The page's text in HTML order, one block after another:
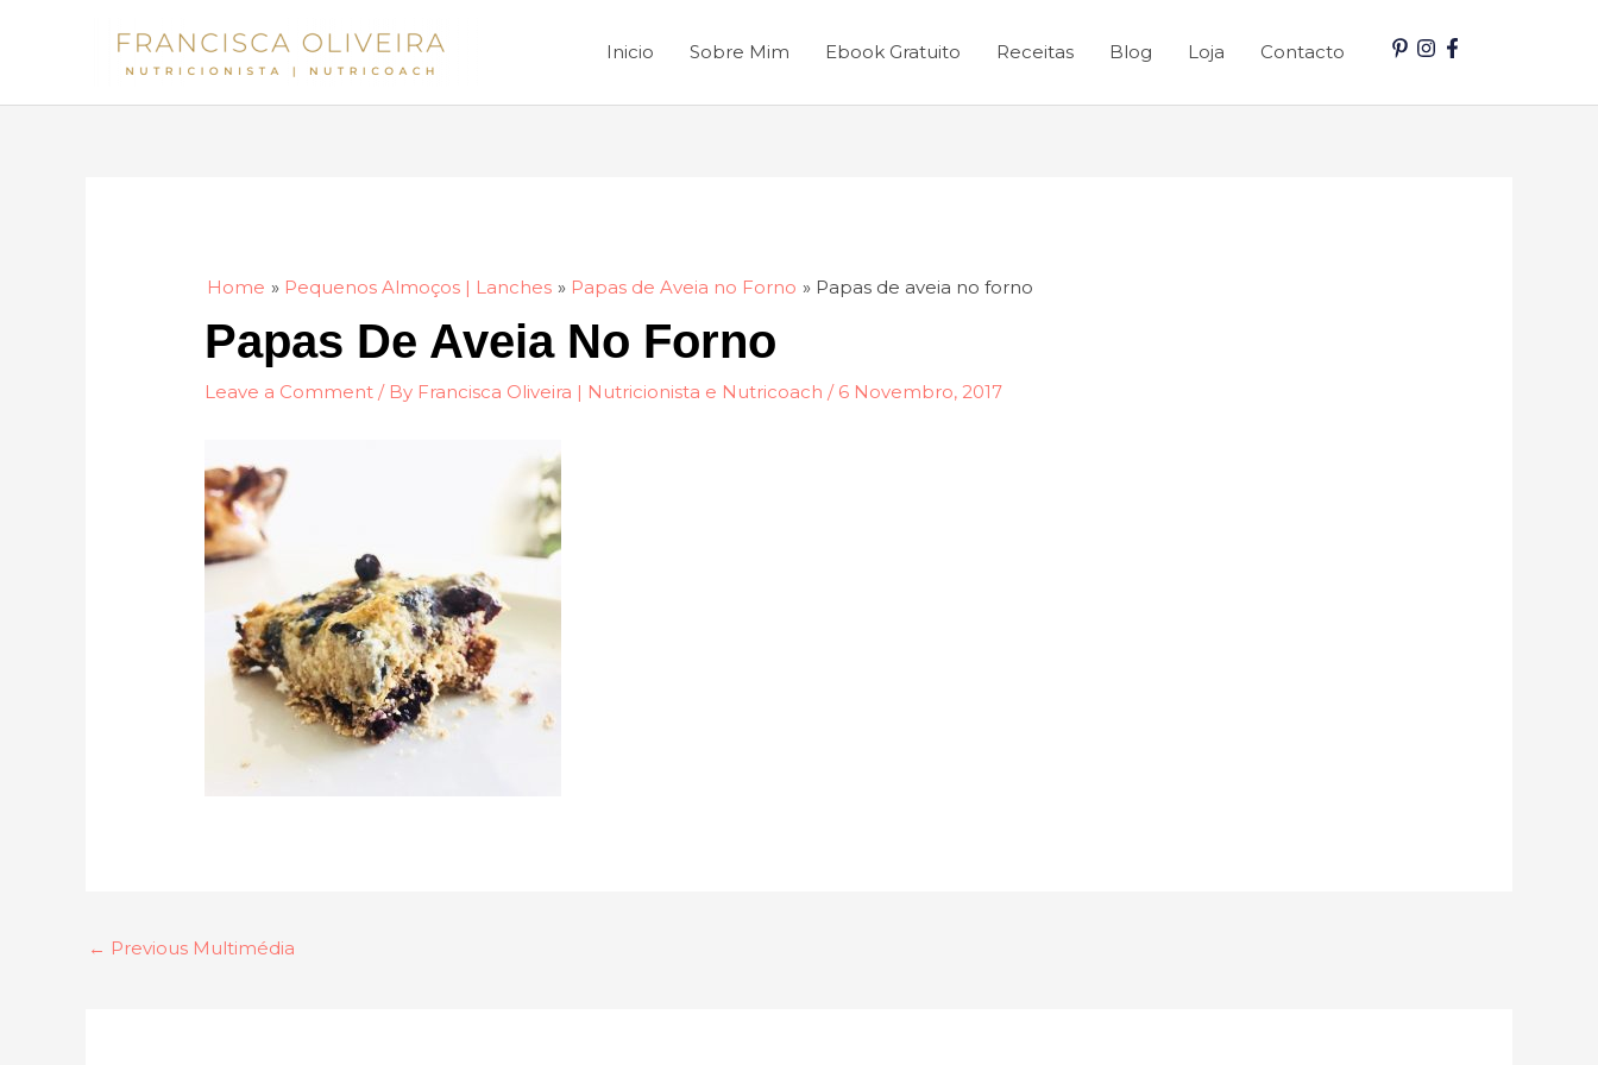
Inicio Sobre Mim Ebook Gratuito Receitas Blog Loja Contacto
Home Pequenos Almoços | Lanches Papas de Aveia no Forno Papas de aveia no forno
Papas De Aveia No Forno
Leave a Comment / By Francisca Oliveira | Nutricionista e Nutricoach/ 6 Novembro, 2017
← Previous Multimédia